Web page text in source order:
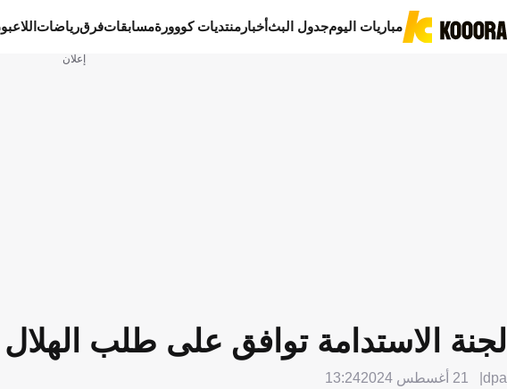
مباريات اليومجدول البثأخبار منتديات كووورةمسابقاتفرقرياضات
إعلان
لجنة الاستدامة توافق على طلب الهلال
dpa 21 أغسطس 2024 13:24